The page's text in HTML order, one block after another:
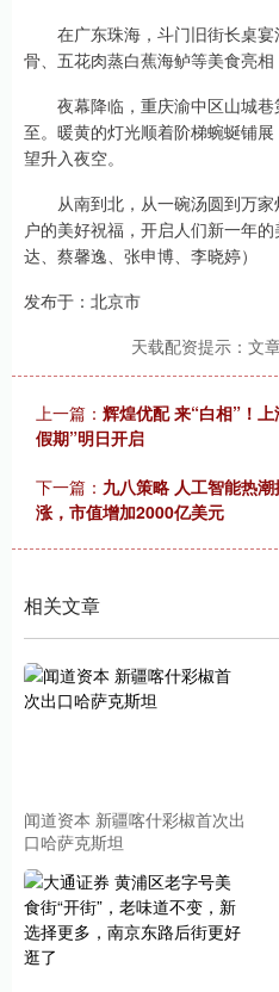
在广东珠海，斗门旧街长桌宴
骨、五花肉蒸白蕉海鲈等美食亮相
夜幕降临，重庆渝中区山城巷
至。暖黄的灯光顺着阶梯蜿蜒铺
望升入夜空。
从南到北，从一碗汤圆到万家
户的美好祝福，开启人们新一年
达、蔡馨逸、张申博、李晓婷）
发布于：北京市
天载配资提示：文
上一篇： 辉煌优配 来“白相”！
假期”明日开启
下一篇： 九八策略 人工智能热
涨，市值增加2000亿美元
相关文章
闻道资本 新疆喀什彩椒首次出
口哈萨克斯坦